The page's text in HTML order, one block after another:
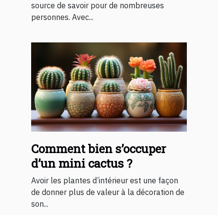
source de savoir pour de nombreuses
personnes. Avec...
Comment bien s’occuper
d’un mini cactus ?
Avoir les plantes d’intérieur est une façon
de donner plus de valeur à la décoration de
son...